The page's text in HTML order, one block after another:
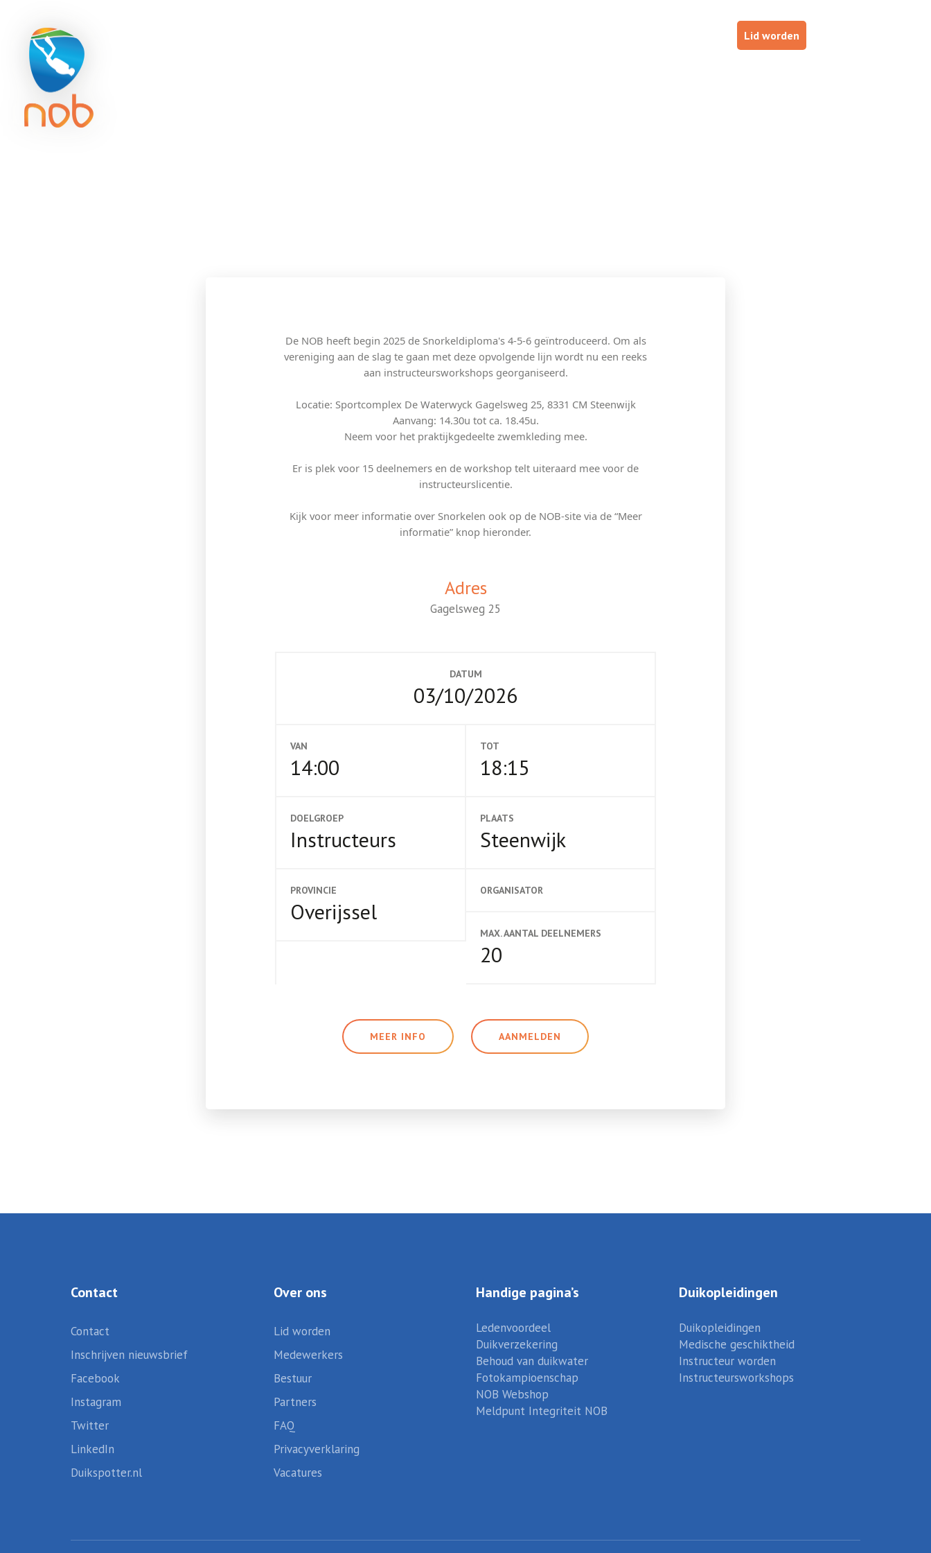
Lid worden
De NOB heeft begin 2025 de Snorkeldiploma's 4-5-6 geïntroduceerd. Om als
vereniging aan de slag te gaan met deze opvolgende lijn wordt nu een reeks
aan instructeursworkshops georganiseerd.
Locatie: Sportcomplex De Waterwyck Gagelsweg 25, 8331 CM Steenwijk
Aanvang: 14.30u tot ca. 18.45u.
Neem voor het praktijkgedeelte zwemkleding mee.
Er is plek voor 15 deelnemers en de workshop telt uiteraard mee voor de
instructeurslicentie.
Kijk voor meer informatie over Snorkelen ook op de NOB-site via de “Meer
informatie” knop hieronder.
Adres
Gagelsweg 25
DATUM
03/10/2026
VAN
14:00
TOT
18:15
DOELGROEP
Instructeurs
PLAATS
Steenwijk
PROVINCIE
Overijssel
ORGANISATOR
MAX. AANTAL DEELNEMERS
20
MEER INFO AANMELDEN
Contact
Contact
Inschrijven nieuwsbrief
Facebook
Instagram
Twitter
LinkedIn
Duikspotter.nl
Over ons
Lid worden
Medewerkers
Bestuur
Partners
FAQ
Privacyverklaring
Vacatures
Handige pagina’s
Ledenvoordeel
Duikverzekering
Behoud van duikwater
Fotokampioenschap
NOB Webshop
Meldpunt Integriteit NOB
Duikopleidingen
Duikopleidingen
Medische geschiktheid
Instructeur worden
Instructeursworkshops